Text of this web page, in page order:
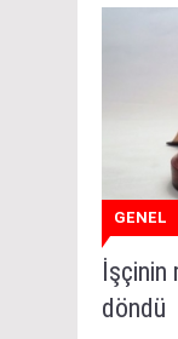
GENEL
İşçinin
döndü